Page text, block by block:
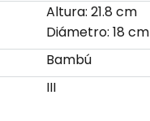
Altura: 21.8 cm
Diámetro: 18 cm
Bambú
III